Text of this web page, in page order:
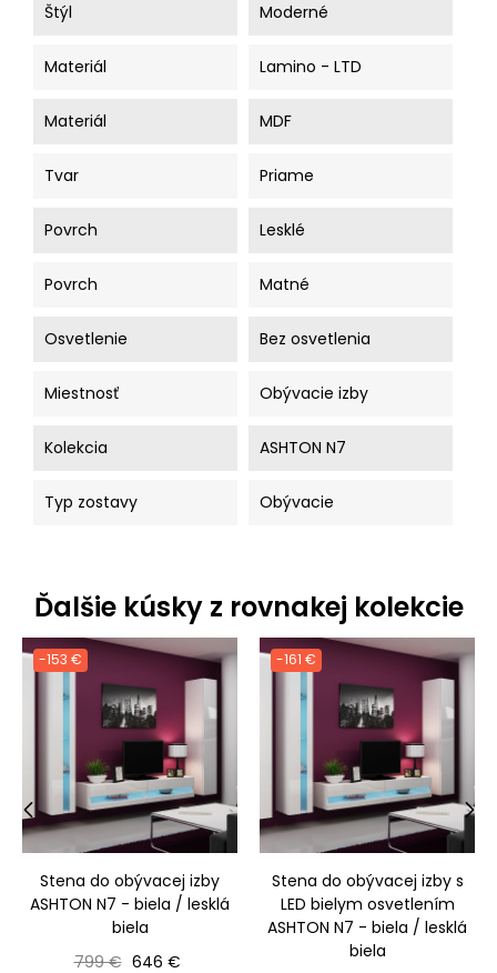
Štýl Moderné
Materiál Lamino - LTD
Materiál MDF
Tvar Priame
Povrch Lesklé
Povrch Matné
Osvetlenie Bez osvetlenia
Miestnosť Obývacie izby
Kolekcia ASHTON N7
Typ zostavy Obývacie
Ďalšie kúsky z rovnakej kolekcie
-153 €
Stena do obývacej izby
ASHTON N7 - biela / lesklá
biela
Bežná cena
799 € Cena
646 €
-161 €
Stena do obývacej izby s
LED bielym osvetlením
ASHTON N7 - biela / lesklá
biela
‹ ›